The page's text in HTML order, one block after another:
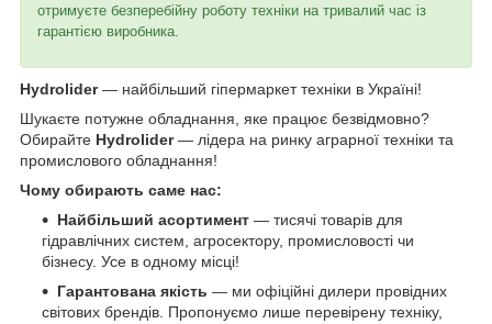
отримуєте безперебійну роботу техніки на тривалий час із
гарантією виробника.
Hydrolider— найбільший гіпермаркет техніки в Україні!
Шукаєте потужне обладнання, яке працює безвідмовно?
Обирайте Hydrolider— лідера на ринку аграрної техніки та
промислового обладнання!
Чому обирають саме нас:
Найбільший асортимент — тисячі товарів для
гідравлічних систем, агросектору, промисловості чи
бізнесу. Усе в одному місці!
Гарантована якість — ми офіційні дилери провідних
світових брендів. Пропонуємо лише перевірену техніку,